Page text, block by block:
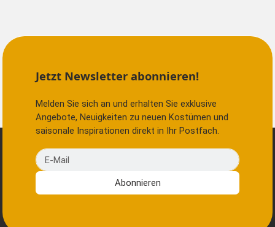
Jetzt Newsletter abonnieren!
Melden Sie sich an und erhalten Sie exklusive
Angebote, Neuigkeiten zu neuen Kostümen und
saisonale Inspirationen direkt in Ihr Postfach.
E-Mail
Abonnieren